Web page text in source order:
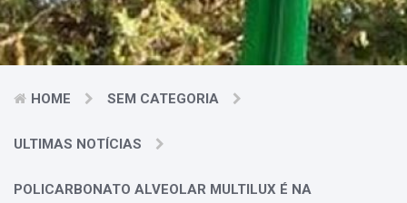
HOME SEM CATEGORIA
ULTIMAS NOTÍCIAS
POLICARBONATO ALVEOLAR MULTILUX É NA